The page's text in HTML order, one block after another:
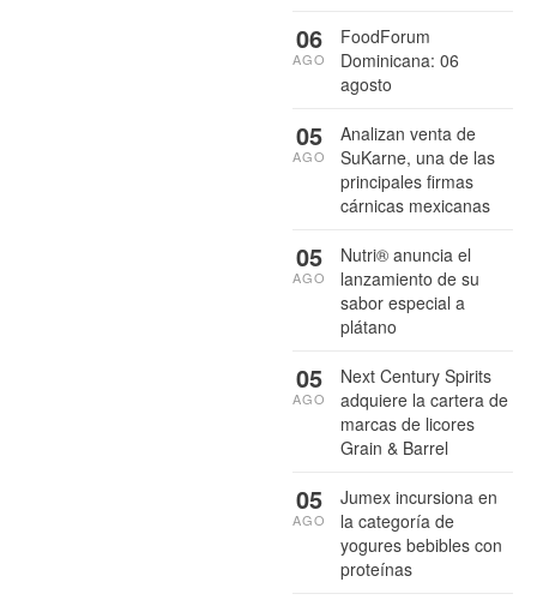
FoodForum
Dominicana: 06
agosto
06
AGO
Analizan venta de
SuKarne, una de las
principales firmas
cárnicas mexicanas
05
AGO
Nutri® anuncia el
lanzamiento de su
sabor especial a
plátano
05
AGO
Next Century Spirits
adquiere la cartera de
marcas de licores
Grain & Barrel
05
AGO
Jumex incursiona en
la categoría de
yogures bebibles con
proteínas
05
AGO